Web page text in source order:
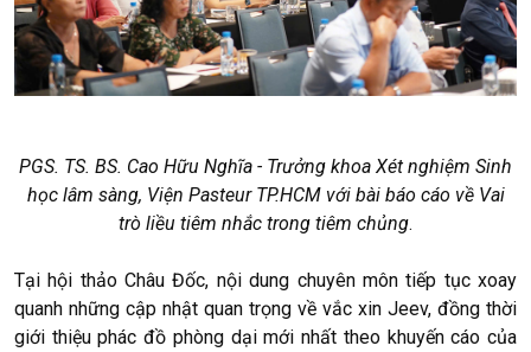
PGS. TS. BS. Cao Hữu Nghĩa - Trưởng khoa Xét nghiệm Sinh
học lâm sàng, Viện Pasteur TP.HCM với bài báo cáo về Vai
trò liều tiêm nhắc trong tiêm chủng.
Tại hội thảo Châu Đốc, nội dung chuyên môn tiếp tục xoay
quanh những cập nhật quan trọng về vắc xin Jeev, đồng thời
giới thiệu phác đồ phòng dại mới nhất theo khuyến cáo của